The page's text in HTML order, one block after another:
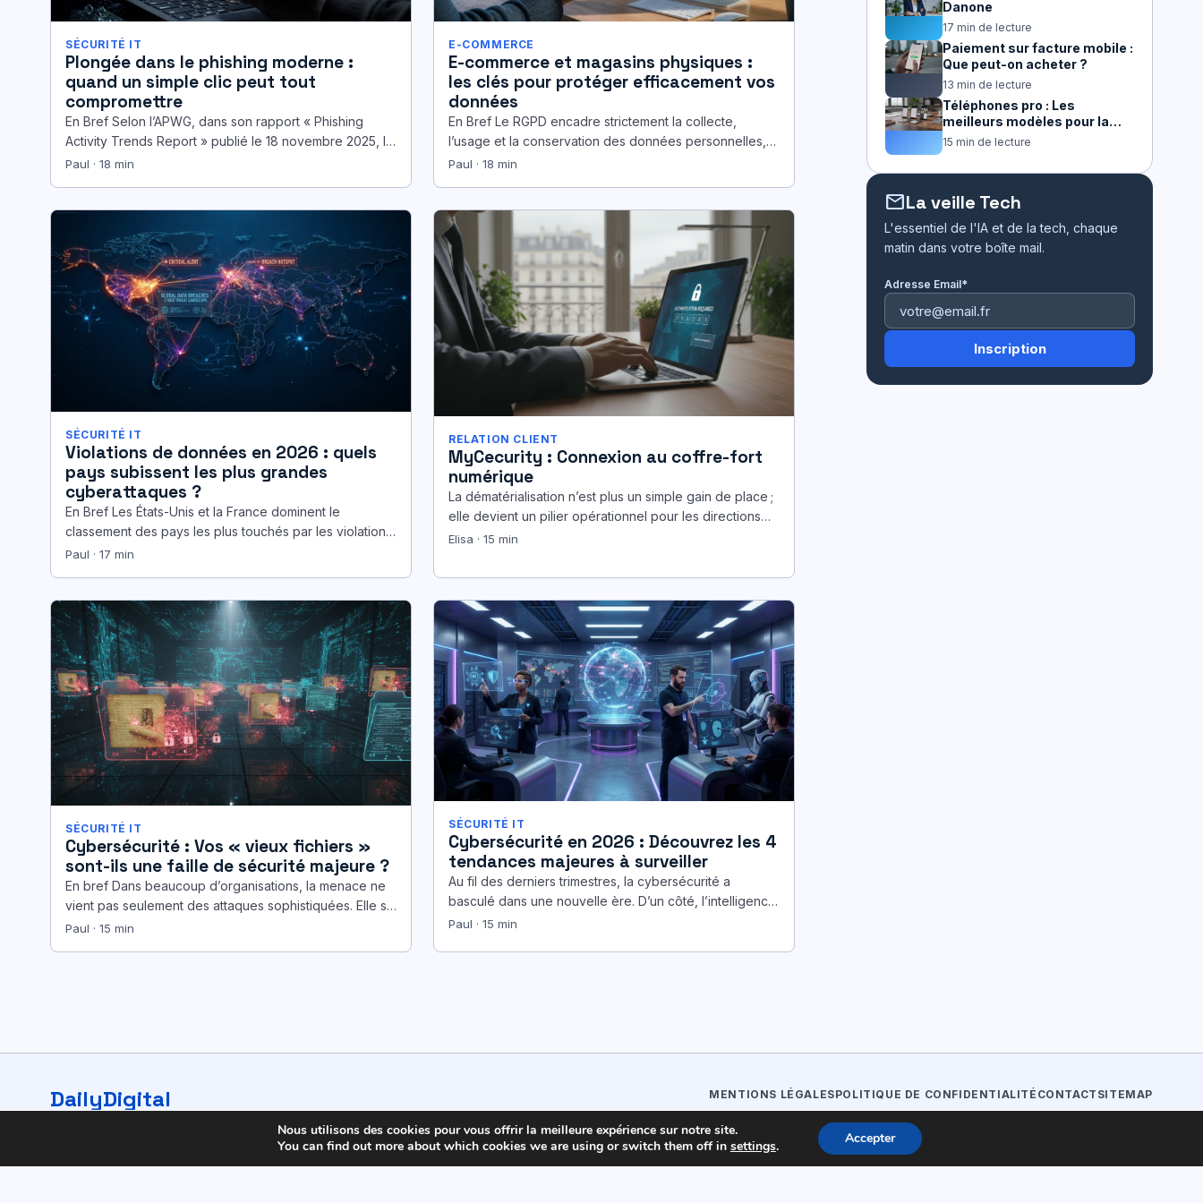
SÉCURITÉ IT
Plongée dans le phishing moderne :
quand un simple clic peut tout
compromettre
En Bref Selon l’APWG, dans son rapport « Phishing
Activity Trends Report » publié le 18 novembre 2025, le
volume…
Paul · 18 min
E-COMMERCE
E-commerce et magasins physiques :
les clés pour protéger efficacement vos
données
En Bref Le RGPD encadre strictement la collecte,
l’usage et la conservation des données personnelles,
en ligne comme en magasin.…
Paul · 18 min
SÉCURITÉ IT
Violations de données en 2026 : quels
pays subissent les plus grandes
cyberattaques ?
En Bref Les États-Unis et la France dominent le
classement des pays les plus touchés par les violations
de données…
Paul · 17 min
RELATION CLIENT
MyCecurity : Connexion au coffre-fort
numérique
La dématérialisation n’est plus un simple gain de place ;
elle devient un pilier opérationnel pour les directions
RH et les…
Elisa · 15 min
SÉCURITÉ IT
Cybersécurité : Vos « vieux fichiers »
sont-ils une faille de sécurité majeure ?
En bref Dans beaucoup d’organisations, la menace ne
vient pas seulement des attaques sophistiquées. Elle se
cache aussi dans les…
Paul · 15 min
SÉCURITÉ IT
Cybersécurité en 2026 : Découvrez les 4
tendances majeures à surveiller
Au fil des derniers trimestres, la cybersécurité a
basculé dans une nouvelle ère. D’un côté, l’intelligence
artificielle démultiplie la vitesse,…
Paul · 15 min
Danone
17 min de lecture
Paiement sur facture mobile :
Que peut-on acheter ?
13 min de lecture
Téléphones pro : Les
meilleurs modèles pour la
productivité
15 min de lecture
mailLa veille Tech
L'essentiel de l'IA et de la tech, chaque
matin dans votre boîte mail.
Adresse Email*
DailyDigital
© 2026 DailyDigital. Tous droits réservés.
MENTIONS LÉGALESPOLITIQUE DE CONFIDENTIALITÉ CONTACT SITEMAP
Nous utilisons des cookies pour vous offrir la meilleure expérience sur notre site.
You can find out more about which cookies we are using or switch them off in settings. Accepter